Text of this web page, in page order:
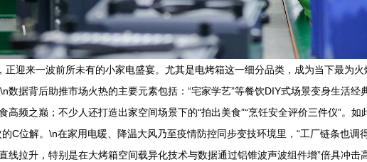
迎来一波前所未有的小家电盛宴。尤其是电烤箱这一细分品类，成为当下最为
据背后助推市场火热的主要元素包括：“宅家学艺”等餐饮DIY式场景变身生活
频之巅；不少人还打造出家空间场景下的“拍出美食”“烹饪安全评价三件仪”。
C位解。\n在家用电暖、降温大风乃至疫情防控同步变技环境里，“工厂链条也调
拉升，特别是在大烤箱空间载异化技术与数据通过铝锥波声波组件增”倍具冲击